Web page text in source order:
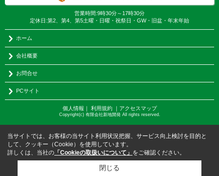
営業時間:9時30分～17時30分
定休日:第2、第4、第5土曜・日曜・祝祭日・GW・旧盆・年末年始
ホーム
会社概要
お問合せ
PCサイト
個人情報 利用規約｜ アクセスマップ
Copyright(c) 有限会社新地開発 All rights reserved.
当サイトでは、お客様の当サイト利用状況把握、サービス向上検討を目的と
して、クッキー（Cookie）を使用しています。
詳しくは、当社の 「Cookieの取扱いについて」 をご確認ください。
閉じる